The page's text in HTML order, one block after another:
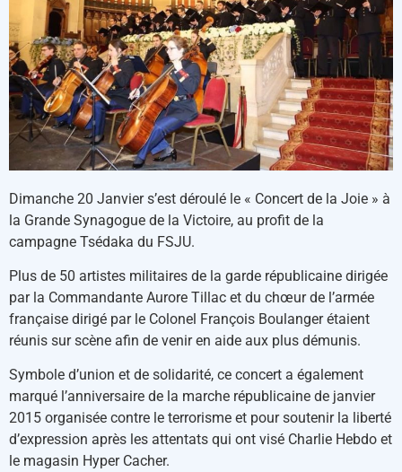
Dimanche 20 Janvier s’est déroulé le « Concert de la Joie » à
la Grande Synagogue de la Victoire, au profit de la
campagne Tsédaka du FSJU.
Plus de 50 artistes militaires de la garde républicaine dirigée
par la Commandante Aurore Tillac et du chœur de l’armée
française dirigé par le Colonel François Boulanger étaient
réunis sur scène afin de venir en aide aux plus démunis.
Symbole d’union et de solidarité, ce concert a également
marqué l’anniversaire de la marche républicaine de janvier
2015 organisée contre le terrorisme et pour soutenir la liberté
d’expression après les attentats qui ont visé Charlie Hebdo et
le magasin Hyper Cacher.